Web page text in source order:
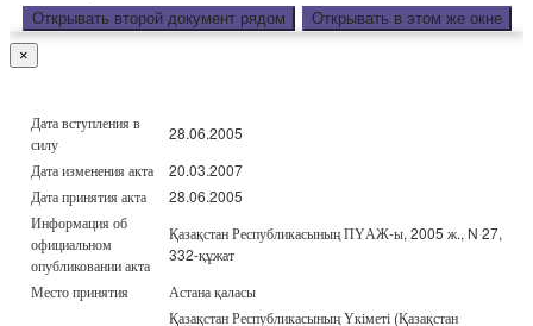
Открывать второй документ рядом Открывать в этом же окне
×
Дата вступления в
силу
28.06.2005
Дата изменения акта
20.03.2007
Дата принятия акта
28.06.2005
Информация об
официальном
опубликовании акта
Қазақстан Республикасының ПҮАЖ-ы, 2005 ж., N 27,
332-құжат
Место принятия
Астана қаласы
Қазақстан Республикасының Үкіметі (Қазақстан